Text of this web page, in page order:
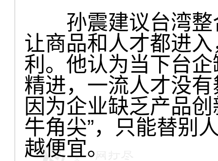
孙震建议台湾整
让商品和人才都进
利。他认为当下台
精进，一流人才没
因为企业缺乏产品
牛角尖”，只能替别
越便宜。